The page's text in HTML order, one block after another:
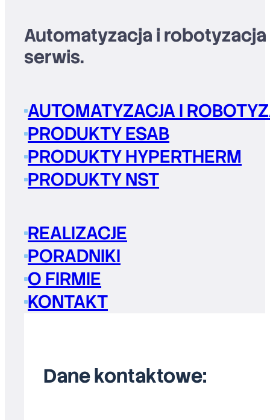
Automatyzacja i
serwis.
AUTOMATYZACJA I
PRODUKTY ESAB
PRODUKTY HYPERTHERM
PRODUKTY NST
REALIZACJE
PORADNIKI
O FIRMIE
KONTAKT
Dane kontaktowe: